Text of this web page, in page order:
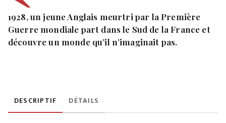
1928, un jeune Anglais meurtri par la Première
Guerre mondiale part dans le Sud de la France et
découvre un monde qu’il n’imaginait pas.
DESCRIPTIF DÉTAILS